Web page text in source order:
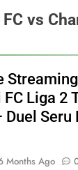
vs
Liga 2
Duel Seru
Months Ago